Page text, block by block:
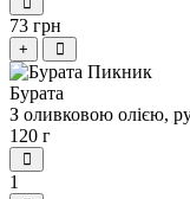
73 грн
+
Бурата
З оливковою олією,
120 г
1